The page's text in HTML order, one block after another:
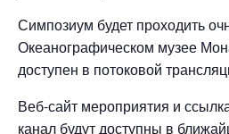
Симпозиум будет проходить
Океанографическом музее
доступен в потоковой
Веб-сайт мероприятия и
канал будут доступны в